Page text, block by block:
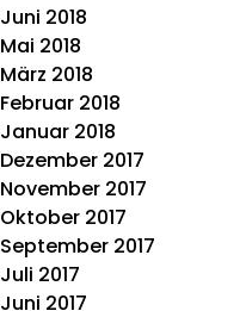
Juni 2018
Mai 2018
März 2018
Februar 2018
Januar 2018
Dezember 2017
November 2017
Oktober 2017
September 2017
Juli 2017
Juni 2017